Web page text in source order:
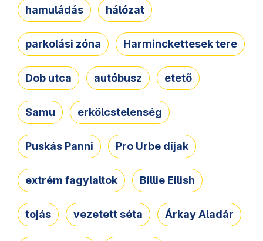
hamuládás hálózat
parkolási zóna Harminckettesek tere
Dob utca autóbusz etető
Samu erkölcstelenség
Puskás Panni Pro Urbe díjak
extrém fagylaltok Billie Eilish
tojás vezetett séta Árkay Aladár